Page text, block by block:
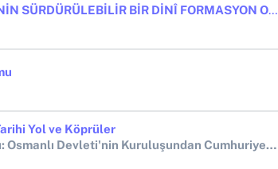
İLAHİYAT VE DİN BİLİMLERİNİN SÜRDÜRÜLEBİLİR BİR DİNÎ FORMASYON OLUŞTURMADAKİ ROLÜ ÜZERİNE BAZI MÜLAHAZALAR
Yol ve Köprüler
Prof. Dr. Halil İnalcık'ın Mirası: Osmanlı Devleti'nin Kuruluşundan Cumhuriyet Türkiye'sine Uluslararası Tarih Araştırmaları Sempozyumu 27-28 Temmuz 2024